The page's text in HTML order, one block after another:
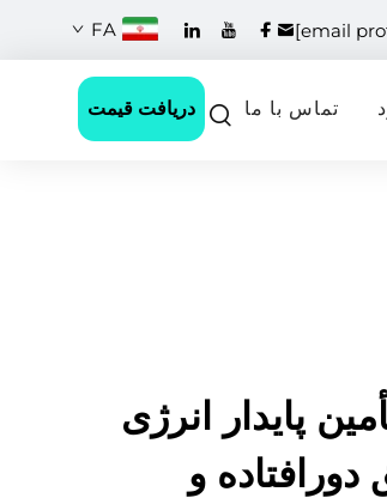
[email
FA
تماس با ما دریافت قیمت
پایدار انرژی
و